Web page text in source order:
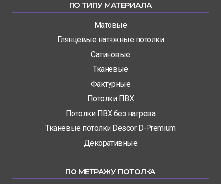
ПО ТИПУ МАТЕРИАЛА
Матовые
Глянцевые натяжные потолки
Сатиновые
Тканевые
Фактурные
Потолки ПВХ
Потолки ПВХ без нагрева
Тканевые потолки Descor D-Premium
Декоративные
ПО МЕТРАЖУ ПОТОЛКА